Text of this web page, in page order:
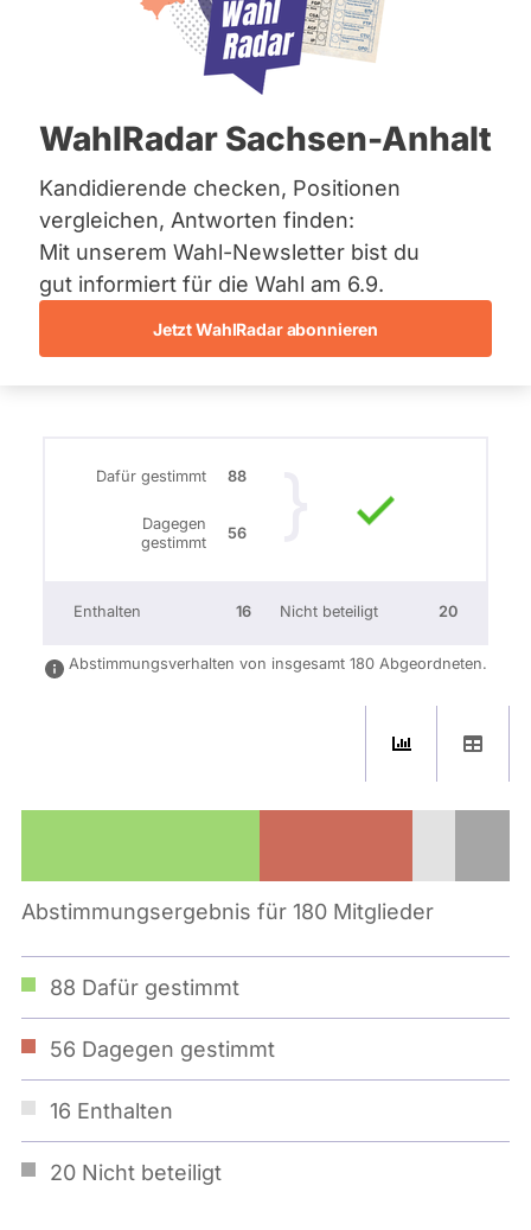
Bremen
Hamburg
Mecklenburg-Vorpommern
Nordrhein-Westfalen
Saarland
Sachsen
Sachsen-Anhalt
Sachsen-Anhalt
Schleswig-Holstein
Thüringen
Archiv
WahlRadar Sachsen-Anhalt
Kandidierende checken, Positionen
vergleichen, Antworten finden:
Mit unserem Wahl-Newsletter bist du
gut informiert für die Wahl am 6.9.
Jetzt WahlRadar abonnieren
geringer
Bleibewahrscheinlichkeit
Der bayerische Landtag beschließt, zwei
grenznahe Aufnahmeeinrichtungen für
Flüchtlinge aus dem Westbalkan zu
schaffen.
Weiterlesen
Dafür gestimmt 88
Dagegen
gestimmt
56
Enthalten 16 Nicht beteiligt 20
Abstimmungsverhalten von insgesamt 180 Abgeordneten.
Abstimmungsergebnis für 180 Mitglieder
88 Dafür gestimmt
56 Dagegen gestimmt
16 Enthalten
20 Nicht beteiligt